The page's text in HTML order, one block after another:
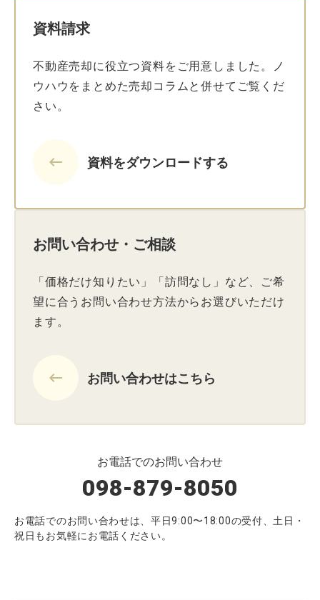
資料請求
不動産売却に役立つ資料をご用意しました。ノ
ウハウをまとめた売却コラムと併せてご覧くだ
さい。
keyboard_backspace 資料をダウンロードする
お問い合わせ・ご相談
「価格だけ知りたい」「訪問なし」など、ご希
望に合うお問い合わせ方法からお選びいただけ
ます。
keyboard_backspace お問い合わせはこちら
お電話でのお問い合わせ
098-879-8050
お電話でのお問い合わせは、平日9:00〜18:00の受付、土日・
祝日もお気軽にお電話ください。